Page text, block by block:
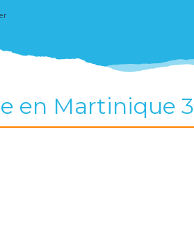
en Martinique 3